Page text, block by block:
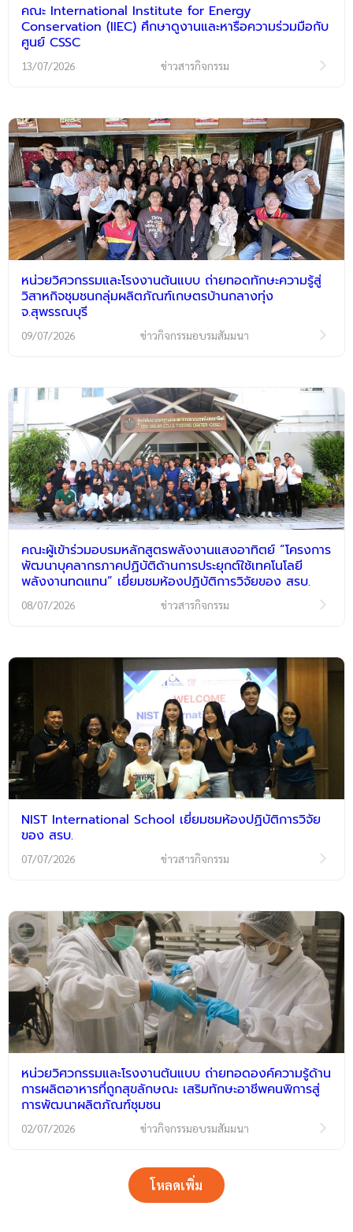
คณะ International Institute for Energy
Conservation (IIEC) ศึกษาดูงานและหารือความร่วมมือกับ
ศูนย์ CSSC
13/07/2026 ข่าวสารกิจกรรม
หน่วยวิศวกรรมและโรงงานต้นแบบ ถ่ายทอดทักษะความรู้สู่
วิสาหกิจชุมชนกลุ่มผลิตภัณฑ์เกษตรบ้านกลางทุ่ง
จ.สุพรรณบุรี
09/07/2026 ข่าวกิจกรรมอบรมสัมมนา
คณะผู้เข้าร่วมอบรมหลักสูตรพลังงานแสงอาทิตย์ “โครงการ
พัฒนาบุคลากรภาคปฏิบัติด้านการประยุกต์ใช้เทคโนโลยี
พลังงานทดแทน” เยี่ยมชมห้องปฏิบัติการวิจัยของ สรบ.
08/07/2026 ข่าวสารกิจกรรม
NIST International School เยี่ยมชมห้องปฏิบัติการวิจัย
ของ สรบ.
07/07/2026 ข่าวสารกิจกรรม
หน่วยวิศวกรรมและโรงงานต้นแบบ ถ่ายทอดองค์ความรู้ด้าน
การผลิตอาหารที่ถูกสุขลักษณะ เสริมทักษะอาชีพคนพิการสู่
การพัฒนาผลิตภัณฑ์ชุมชน
02/07/2026 ข่าวกิจกรรมอบรมสัมมนา
โหลดเพิ่ม